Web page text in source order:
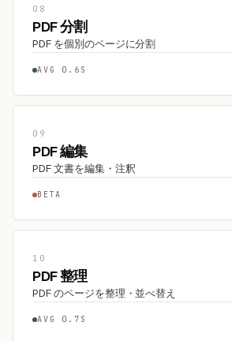
08
PDF 分割
PDF を個別のページに分割
AVG 0.6S
09
PDF 編集
PDF 文書を編集・注釈
BETA
10
PDF 整理
PDF のページを整理・並べ替え
AVG 0.7S